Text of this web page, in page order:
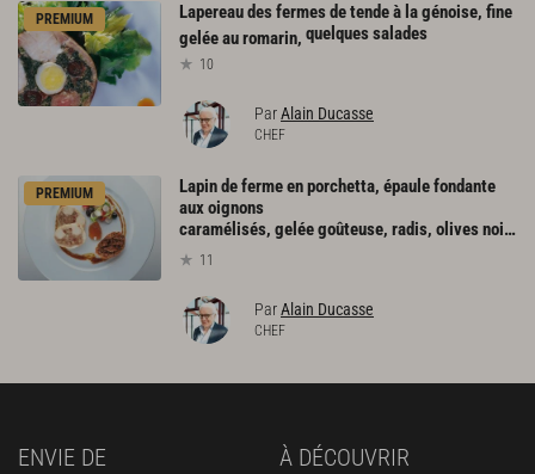
PREMIUM
Lapereau des fermes de tende à la génoise, fine
gelée au romarin, quelques salades
10
ParAlain Ducasse
CHEF
PREMIUM
Lapin de ferme en porchetta, épaule fondante
aux oignons
caramélisés, gelée goûteuse, radis, olives noires, petits fenouils et asperges en salade au vieux vinaigre de vin, mouillettes au jus de jambon gras
11
ParAlain Ducasse
CHEF
ENVIE DE À DÉCOUVRIR